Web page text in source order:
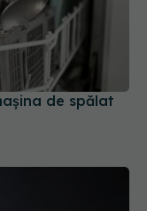
de spălat